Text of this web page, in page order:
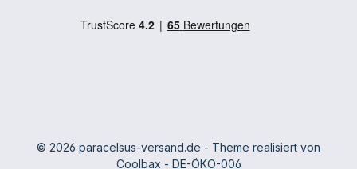
© 2026 paracelsus-versand.de - Theme realisiert von
Coolbax - DE-ÖKO-006